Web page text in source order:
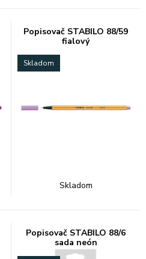
Popisovač STABILO 88/59
fialový
Skladom
Skladom
Popisovač STABILO 88/6
sada neón